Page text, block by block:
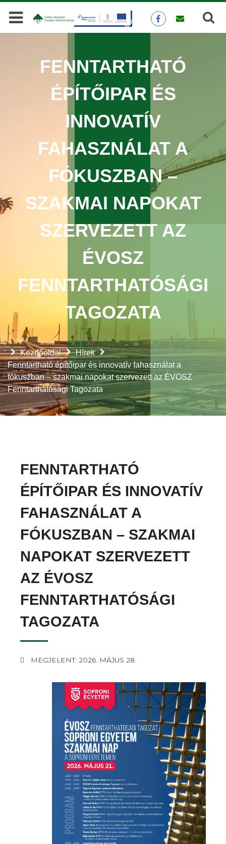
Keresés
Kezdőoldal
Hírek
Fenntartható építőipar és innovatív fahasználat a
fókuszban – szakmai napokat szervezett az ÉVOSZ
Fenntarthatósági Tagozata
FENNTARTHATÓ
ÉPÍTŐIPAR ÉS
INNOVATÍV
FAHASZNÁLAT A
FÓKUSZBAN –
SZAKMAI NAPOKAT
SZERVEZETT AZ
ÉVOSZ
FENNTARTHATÓSÁGI
TAGOZATA
FENNTARTHATÓ
ÉPÍTŐIPAR ÉS INNOVATÍV
FAHASZNÁLAT A
FÓKUSZBAN – SZAKMAI
NAPOKAT SZERVEZETT
AZ ÉVOSZ
FENNTARTHATÓSÁGI
TAGOZATA
MEGJELENT: 2026. MÁJUS 28.